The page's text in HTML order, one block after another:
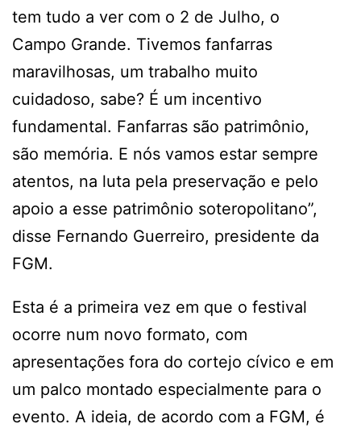
tem tudo a ver com o 2 de Julho, o
Campo Grande. Tivemos fanfarras
maravilhosas, um trabalho muito
cuidadoso, sabe? É um incentivo
fundamental. Fanfarras são patrimônio,
são memória. E nós vamos estar sempre
atentos, na luta pela preservação e pelo
apoio a esse patrimônio soteropolitano”,
disse Fernando Guerreiro, presidente da
FGM.
Esta é a primeira vez em que o festival
ocorre num novo formato, com
apresentações fora do cortejo cívico e em
um palco montado especialmente para o
evento. A ideia, de acordo com a FGM, é